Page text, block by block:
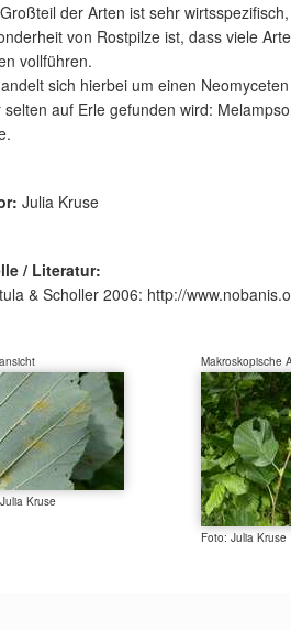
der Arten ist sehr
von Rostpilze ist, dass viele
vollführen.
sich hierbei um einen
selten auf Erle gefunden wird:
Julia Kruse
/ Literatur:
& Scholler 2006: http://
Kruse
Makroskopische
Foto: Julia Kruse